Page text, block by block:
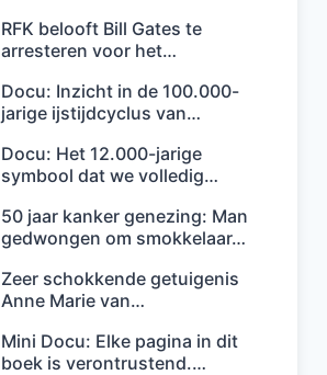
RFK belooft Bill Gates te
arresteren voor het…
Docu: Inzicht in de 100.000-
jarige ijstijdcyclus van…
Docu: Het 12.000-jarige
symbool dat we volledig…
50 jaar kanker genezing: Man
gedwongen om smokkelaar…
Zeer schokkende getuigenis
Anne Marie van…
Mini Docu: Elke pagina in dit
boek is verontrustend.…